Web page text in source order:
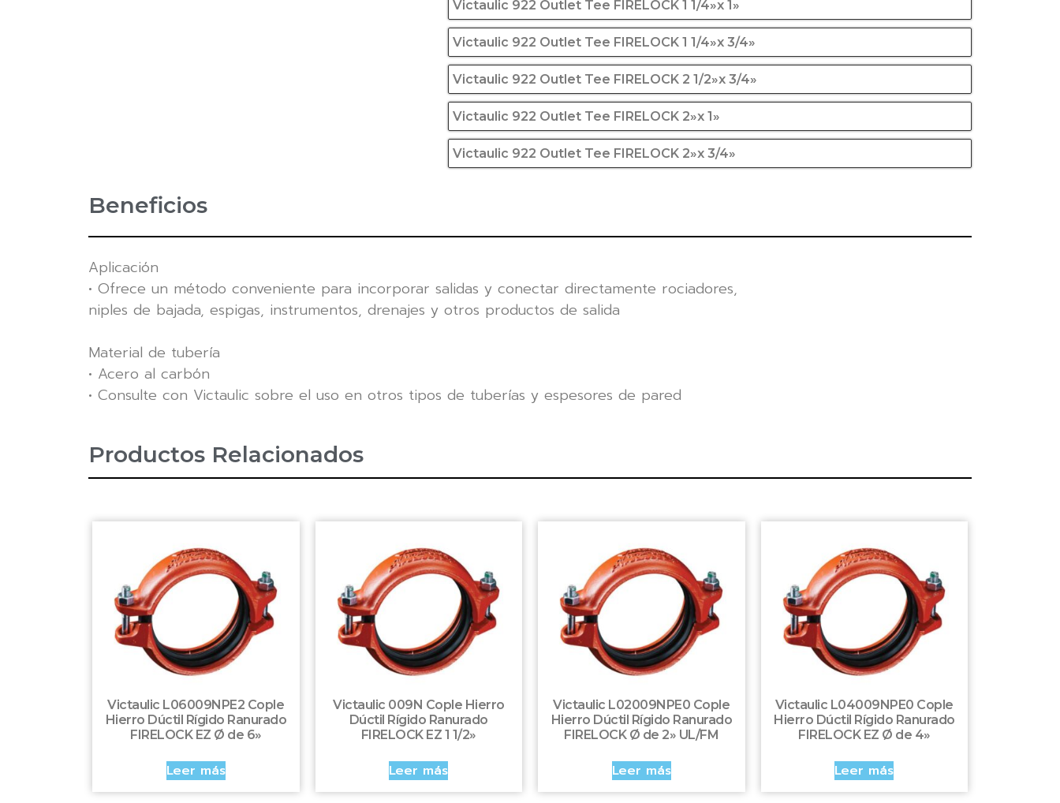
Victaulic 922 Outlet Tee FIRELOCK 1 1/4»x 1»
Victaulic 922 Outlet Tee FIRELOCK 1 1/4»x 3/4»
Victaulic 922 Outlet Tee FIRELOCK 2 1/2»x 3/4»
Victaulic 922 Outlet Tee FIRELOCK 2»x 1»
Victaulic 922 Outlet Tee FIRELOCK 2»x 3/4»
Beneficios
Aplicación
• Ofrece un método conveniente para incorporar salidas y conectar directamente rociadores,
niples de bajada, espigas, instrumentos, drenajes y otros productos de salida
Material de tubería
• Acero al carbón
• Consulte con Victaulic sobre el uso en otros tipos de tuberías y espesores de pared
Productos Relacionados
Victaulic L06009NPE2 Cople
Hierro Dúctil Rígido Ranurado
FIRELOCK EZ Ø de 6»
Leer más
Victaulic 009N Cople Hierro
Dúctil Rígido Ranurado
FIRELOCK EZ 1 1/2»
Leer más
Victaulic L02009NPE0 Cople
Hierro Dúctil Rígido Ranurado
FIRELOCK Ø de 2» UL/FM
Leer más
Victaulic L04009NPE0 Cople
Hierro Dúctil Rígido Ranurado
FIRELOCK EZ Ø de 4»
Leer más